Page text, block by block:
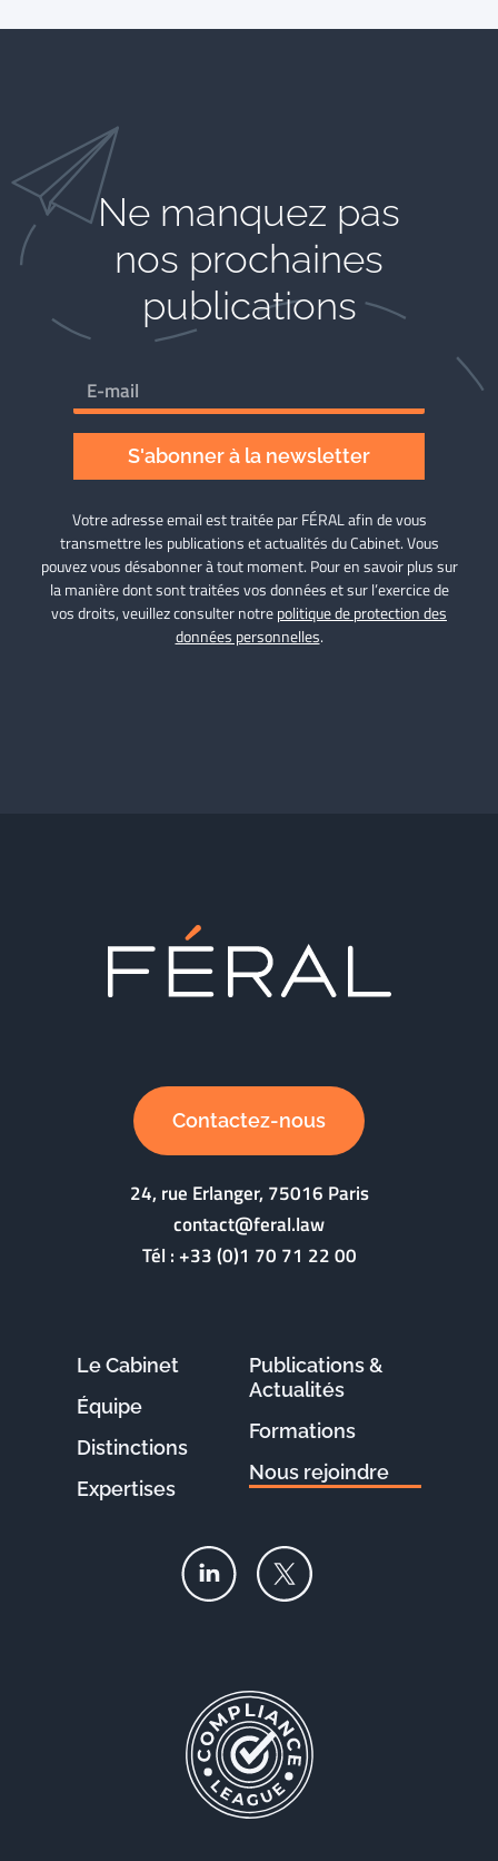
Ne manquez pas
nos prochaines
publications
S'abonner à la newsletter
Votre adresse email est traitée par FÉRAL afin de vous
transmettre les publications et actualités du Cabinet. Vous
pouvez vous désabonner à tout moment. Pour en savoir plus sur
la manière dont sont traitées vos données et sur l’exercice de
vos droits, veuillez consulter notrepolitique de protection des
données personnelles.
Contactez-nous
24, rue Erlanger, 75016 Paris
contact@feral.law
Tél :+33 (0)1 70 71 22 00
Le Cabinet
Équipe
Distinctions
Expertises
Publications &
Actualités
Formations
Nous rejoindre